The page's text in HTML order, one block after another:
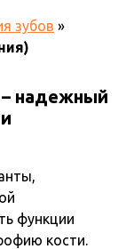
зубов »
– надежный
функции
кости.